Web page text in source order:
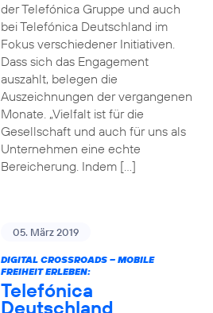
der Telefónica Gruppe und auch
bei Telefónica Deutschland im
Fokus verschiedener Initiativen.
Dass sich das Engagement
auszahlt, belegen die
Auszeichnungen der vergangenen
Monate. „Vielfalt ist für die
Gesellschaft und auch für uns als
Unternehmen eine echte
Bereicherung. Indem […]
05. März 2019
DIGITAL CROSSROADS – MOBILE
FREIHEIT ERLEBEN:
Telefónica
Deutschland